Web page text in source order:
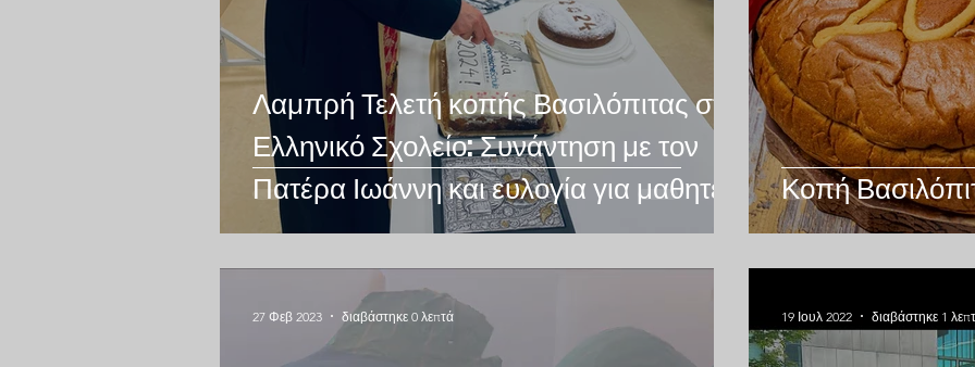
Λαμπρή Τελετή κοπής Βασιλόπιτας στο
Ελληνικό Σχολείο: Συνάντηση με τον
Πατέρα Ιωάννη και ευλογία για μαθητές
και δάσκαλους!
Κοπή
27 Φεβ 2023 διαβάστηκε 0 λεπτά 19 Ιουλ 2022 διαβάστηκε 1